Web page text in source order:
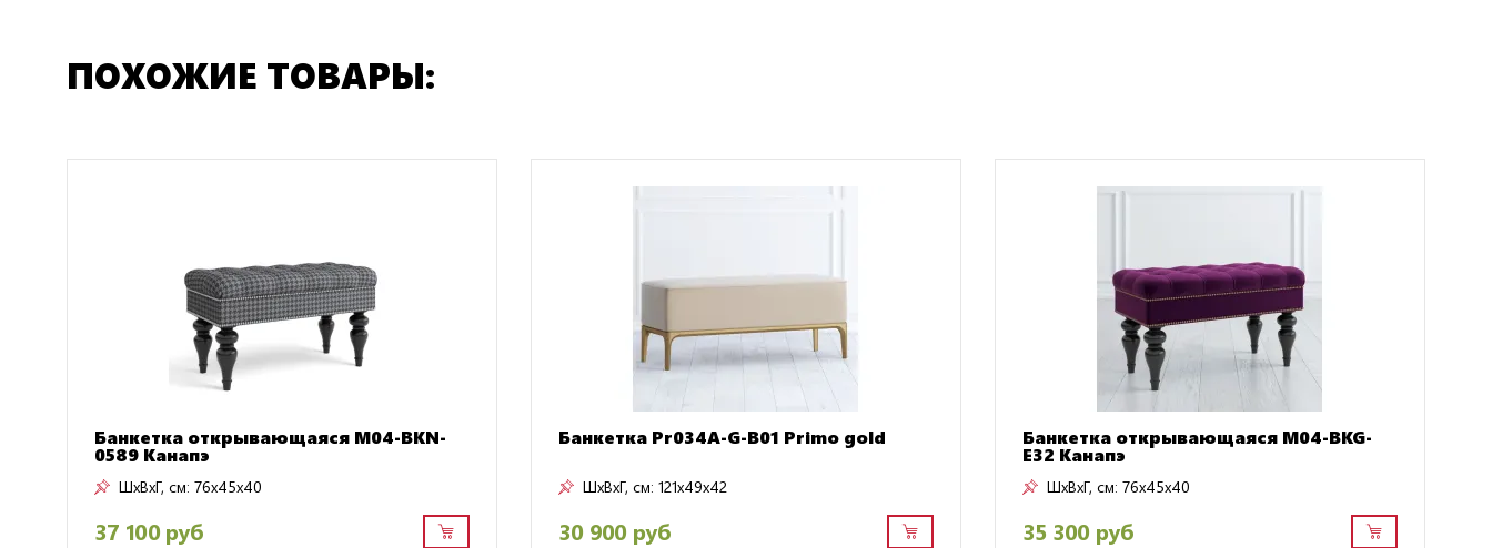
ПОХОЖИЕ ТОВАРЫ:
Банкетка открывающаяся M04-BKN-
0589 Канапэ
ШxВxГ, см: 76x45x40
37 100 руб
Банкетка Pr034A-G-B01 Primo gold
ШxВxГ, см: 121x49x42
30 900 руб
Банкетка открывающаяся M04-BKG-
E32 Канапэ
ШxВxГ, см: 76x45x40
35 300 руб